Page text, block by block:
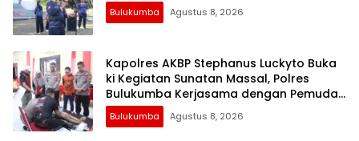
Bulukumba Agustus 8, 2026
Kapolres AKBP Stephanus Luckyto Buka
ki Kegiatan Sunatan Massal, Polres
Bulukumba Kerjasama dengan Pemuda
Pancasila
Bulukumba Agustus 8, 2026